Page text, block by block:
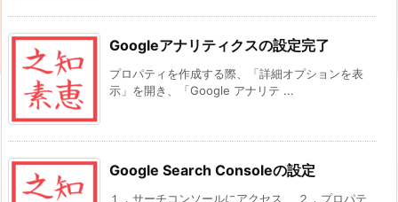
Googleアナリティクスの設定完了
プロパティを作成する際、「詳細オプションを表
示」を開き、「Google アナリテ ...
Google Search Consoleの設定
１．サーチコンソールにアクセス ２．プロパテ